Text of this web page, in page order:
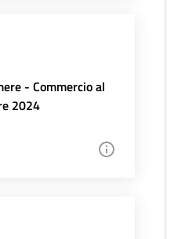
- Commercio al
2024